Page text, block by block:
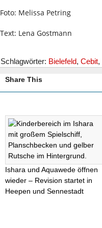
Foto: Melissa Petring
Text: Lena Gostmann
Schlagwörter: Bielefeld, Cebit,
Share This
Ishara und Aquawede öffnen
wieder – Revision startet in
Heepen und Sennestadt